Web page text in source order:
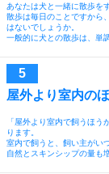
あなたは犬と一緒に散歩を
散歩は毎日のことですから
はないでしょうか。
一般的に犬との散歩は、単
屋外より室内の
「屋外より室内で飼うほ
ります。
室内で飼うと、飼い主がい
自然とスキンシップの量も